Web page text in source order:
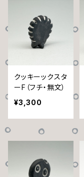
クッキーックスタ
ーF（フチ・無文）
¥3,300